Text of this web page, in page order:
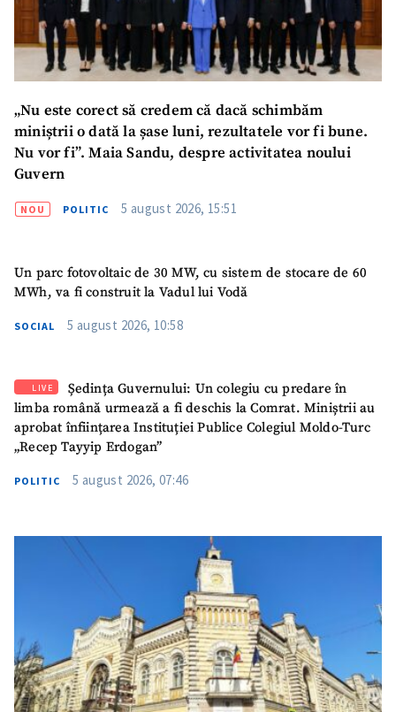
SUSȚINE
„Nu este corect să credem că dacă schimbăm
miniștrii o dată la șase luni, rezultatele vor fi bune.
Nu vor fi”. Maia Sandu, despre activitatea noului
Guvern
NOU POLITIC 5 august 2026, 15:51
Un parc fotovoltaic de 30 MW, cu sistem de stocare de 60
MWh, va fi construit la Vadul lui Vodă
SOCIAL 5 august 2026, 10:58
LIVE
Ședința Guvernului: Un colegiu cu predare în
limba română urmează a fi deschis la Comrat. Miniștrii au
aprobat înființarea Instituției Publice Colegiul Moldo-Turc
„Recep Tayyip Erdogan”
POLITIC 5 august 2026, 07:46
Am citit și sunt de
acord cu politica de
confidențialitate
TRIMITE ȘTIREA